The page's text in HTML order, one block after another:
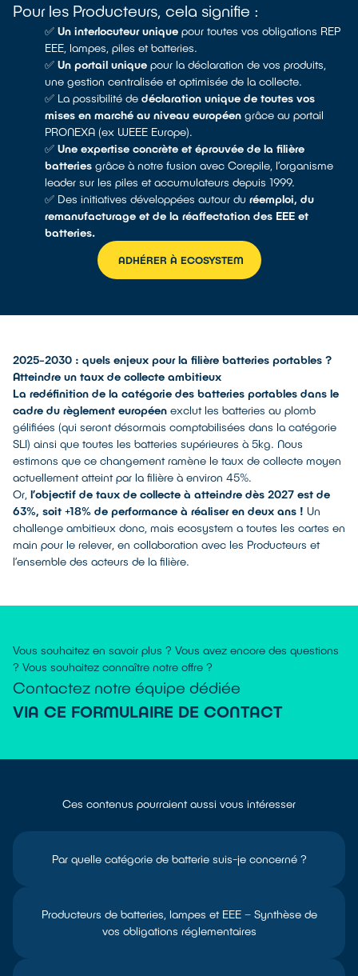
Pour les Producteurs, cela signifie :
✅ Un interlocuteur unique pour toutes vos obligations REP
EEE, lampes, piles et batteries.
✅ Un portail unique pour la déclaration de vos produits,
une gestion centralisée et optimisée de la collecte.
✅ La possibilité de déclaration unique de toutes vos
mises en marché au niveau européen grâce au portail
PRONEXA (ex WEEE Europe).
✅ Une expertise concrète et éprouvée de la filière
batteries grâce à notre fusion avec Corepile, l’organisme
leader sur les piles et accumulateurs depuis 1999.
✅ Des initiatives développées autour du réemploi, du
remanufacturage et de la réaffectation des EEE et
batteries.
ADHÉRER À ECOSYSTEM
2025-2030 : quels enjeux pour la filière batteries portables ?
Atteindre un taux de collecte ambitieux
La redéfinition de la catégorie des batteries portables dans le
cadre du règlement européen exclut les batteries au plomb
gélifiées (qui seront désormais comptabilisées dans la catégorie
SLI) ainsi que toutes les batteries supérieures à 5kg. Nous
estimons que ce changement ramène le taux de collecte moyen
actuellement atteint par la filière à environ 45%.
Or, l’objectif de taux de collecte à atteindre dès 2027 est de
63%, soit +18% de performance à réaliser en deux ans ! Un
challenge ambitieux donc, mais ecosystem a toutes les cartes en
main pour le relever, en collaboration avec les Producteurs et
l’ensemble des acteurs de la filière.
Vous souhaitez en savoir plus ? Vous avez encore des questions
? Vous souhaitez connaître notre offre ?
Contactez notre équipe dédiée
VIA CE FORMULAIRE DE CONTACT
Ces contenus pourraient aussi vous intéresser
Par quelle catégorie de batterie suis-je concerné ?
Producteurs de batteries, lampes et EEE – Synthèse de
vos obligations réglementaires